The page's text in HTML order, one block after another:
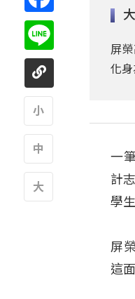
屏
化
一
計
學
屏
這